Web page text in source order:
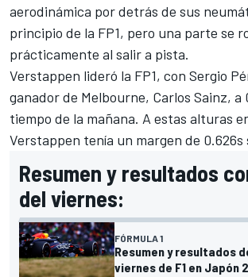
aerodinámica por detrás de sus
principio de la FP1, pero una parte se
prácticamente al salir a pista.
Verstappen lideró la FP1, con Sergio
ganador de Melbourne, Carlos Sainz, a
tiempo de la mañana. A estas alturas
Verstappen tenía un margen de 0.626s
Resumen y resultados
del viernes:
FÓRMULA 1
Resumen y resultados
viernes de F1 en Japón